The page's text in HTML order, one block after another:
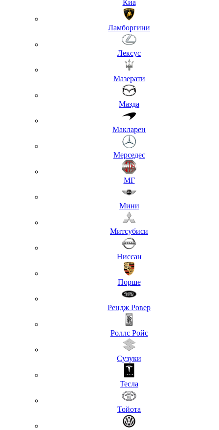
Киа
Ламборгини
Лексус
Мазерати
Мазда
Макларен
Мерседес
МГ
Мини
Митсубиси
Ниссан
Порше
Рендж Ровер
Роллс Ройс
Сузуки
Тесла
Тойота